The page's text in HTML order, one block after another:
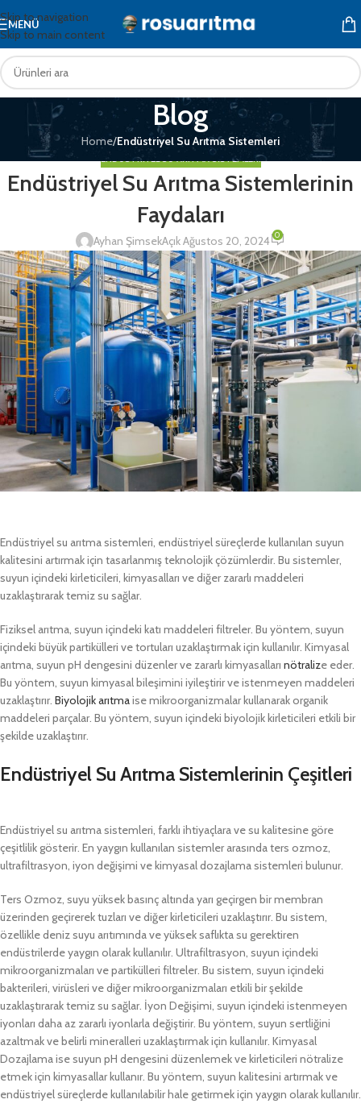
Skip to navigation
Skip to main content
MENÜ
Blog
Home/Endüstriyel Su Arıtma Sistemleri
ENDÜSTRIYEL SU ARITMA SISTEMLERI
Endüstriyel Su Arıtma Sistemlerinin
Faydaları
Ayhan ŞimsekAçık Ağustos 20, 2024 0
Endüstriyel su arıtma sistemleri, endüstriyel süreçlerde kullanılan suyun
kalitesini artırmak için tasarlanmış teknolojik çözümlerdir. Bu sistemler,
suyun içindeki kirleticileri, kimyasalları ve diğer zararlı maddeleri
uzaklaştırarak temiz su sağlar.
Fiziksel arıtma, suyun içindeki katı maddeleri filtreler. Bu yöntem, suyun
içindeki büyük partikülleri ve tortuları uzaklaştırmak için kullanılır. Kimyasal
arıtma, suyun pH dengesini düzenler ve zararlı kimyasalları nötralize eder.
Bu yöntem, suyun kimyasal bileşimini iyileştirir ve istenmeyen maddeleri
uzaklaştırır. Biyolojik arıtmaise mikroorganizmalar kullanarak organik
maddeleri parçalar. Bu yöntem, suyun içindeki biyolojik kirleticileri etkili bir
şekilde uzaklaştırır.
Endüstriyel Su Arıtma Sistemlerinin Çeşitleri
Endüstriyel su arıtma sistemleri, farklı ihtiyaçlara ve su kalitesine göre
çeşitlilik gösterir. En yaygın kullanılan sistemler arasında ters ozmoz,
ultrafiltrasyon, iyon değişimi ve kimyasal dozajlama sistemleri bulunur.
Ters Ozmoz, suyu yüksek basınç altında yarı geçirgen bir membran
üzerinden geçirerek tuzları ve diğer kirleticileri uzaklaştırır. Bu sistem,
özellikle deniz suyu arıtımında ve yüksek saflıkta su gerektiren
endüstrilerde yaygın olarak kullanılır. Ultrafiltrasyon, suyun içindeki
mikroorganizmaları ve partikülleri filtreler. Bu sistem, suyun içindeki
bakterileri, virüsleri ve diğer mikroorganizmaları etkili bir şekilde
uzaklaştırarak temiz su sağlar. İyon Değişimi, suyun içindeki istenmeyen
iyonları daha az zararlı iyonlarla değiştirir. Bu yöntem, suyun sertliğini
azaltmak ve belirli mineralleri uzaklaştırmak için kullanılır. Kimyasal
Dozajlama ise suyun pH dengesini düzenlemek ve kirleticileri nötralize
etmek için kimyasallar kullanır. Bu yöntem, suyun kalitesini artırmak ve
endüstriyel süreçlerde kullanılabilir hale getirmek için yaygın olarak kullanılır.